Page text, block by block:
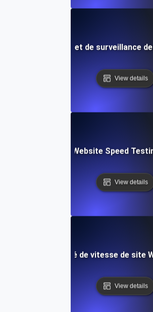
de test de vitesse et de surveillance
View details
Comprehensive Website Speed
View details
de test automatisé de vitesse de site
View details